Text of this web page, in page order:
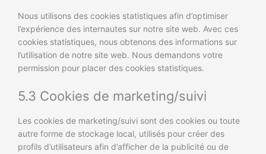
Nous utilisons des cookies statistiques afin d’optimiser
l’expérience des internautes sur notre site web. Avec ces
cookies statistiques, nous obtenons des informations sur
l’utilisation de notre site web. Nous demandons votre
permission pour placer des cookies statistiques.
5.3 Cookies de marketing/suivi
Les cookies de marketing/suivi sont des cookies ou toute
autre forme de stockage local, utilisés pour créer des
profils d’utilisateurs afin d’afficher de la publicité ou de